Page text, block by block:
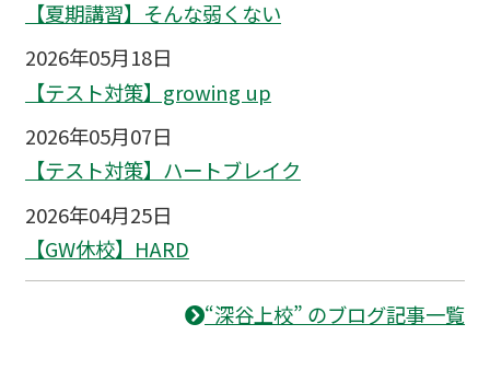
【夏期講習】そんな弱くない
2026年05月18日
【テスト対策】growing up
2026年05月07日
【テスト対策】ハートブレイク
2026年04月25日
【GW休校】HARD
“深谷上校” のブログ記事一覧